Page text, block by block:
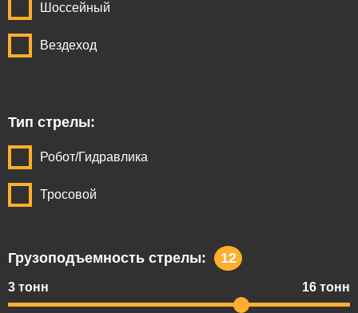
Шоссейный
Вездеход
Тип стрелы:
Робот/Гидравлика
Тросовой
Грузоподъемность стрелы: 12
3 тонн 16 тонн